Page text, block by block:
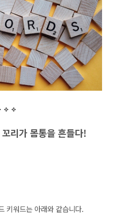
꼬리가 몸통을 흔들다!
키워드는 아래와 같습니다.